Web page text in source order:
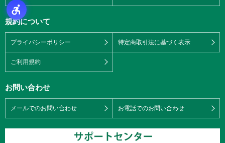
規約について
プライバシーポリシー 特定商取引法に基づく表示
ご利用規約
お問い合わせ
メールでのお問い合わせ お電話でのお問い合わせ